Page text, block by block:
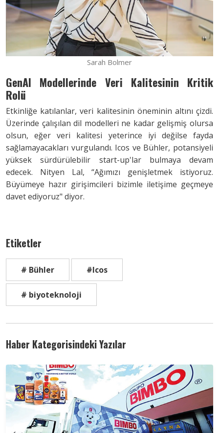
Sarah Bolmer
GenAI Modellerinde Veri Kalitesinin Kritik
Rolü
Etkinliğe katılanlar, veri kalitesinin öneminin altını çizdi.
Üzerinde çalışılan dil modelleri ne kadar gelişmiş olursa
olsun, eğer veri kalitesi yeterince iyi değilse fayda
sağlamayacakları vurgulandı. Icos ve Bühler, potansiyeli
yüksek sürdürülebilir start-up'lar bulmaya devam
edecek. Nityen Lal, “Ağımızı genişletmek istiyoruz.
Büyümeye hazır girişimcileri bizimle iletişime geçmeye
davet ediyoruz" diyor.
Etiketler
# Bühler #Icos
# biyoteknoloji
Haber Kategorisindeki Yazılar